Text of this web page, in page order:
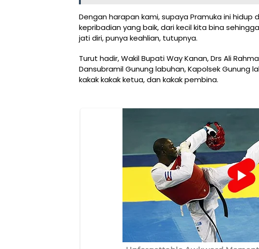
Dengan harapan kami, supaya Pramuka ini
kepribadian yang baik, dari kecil kita bina
jati diri, punya keahlian, tutupnya.
Turut hadir, Wakil Bupati Way Kanan, Drs Ali
Dansubramil Gunung labuhan, Kapolsek Gunung
kakak kakak ketua, dan kakak pembina.